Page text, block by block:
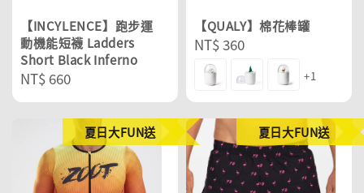
【INCYLENCE】跑步運
動機能短襪 Ladders
Short Black Inferno
Regular
price
NT$ 660
【QUALY】棉花棒罐
Regular
price
NT$ 360
+1
夏日大FUN送 夏日大FUN送